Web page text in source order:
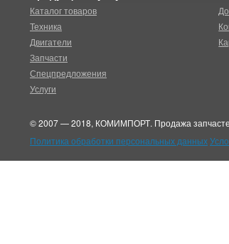
Каталог товаров
Техника
Двигатели
Запчасти
Спецпредложения
Услуги
© 2007 — 2018, КОМИМПОРТ. Продажа
Политика обработки персональных данных